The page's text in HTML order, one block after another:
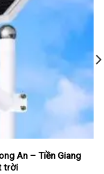
An – Tiền Giang
trời